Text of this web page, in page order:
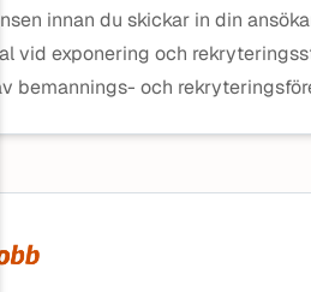
innan du skickar in din
vid exponering och
bemannings- och